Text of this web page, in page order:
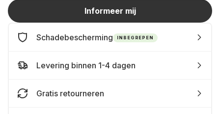
Informeer mij
Schadebescherming INBEGREPEN
Levering binnen 1-4 dagen
Gratis retourneren